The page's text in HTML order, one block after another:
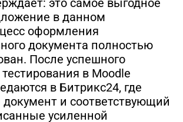
в данном
оформления
документа полностью
После успешного
в Moodle
в Битрикс24, где
и соответствующий
усиленной